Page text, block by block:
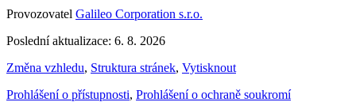
Provozovatel Galileo Corporation s.r.o.
Poslední aktualizace: 6. 8. 2026
Změna vzhledu, Struktura stránek, Vytisknout
Prohlášení o přístupnosti, Prohlášení o ochraně soukromí